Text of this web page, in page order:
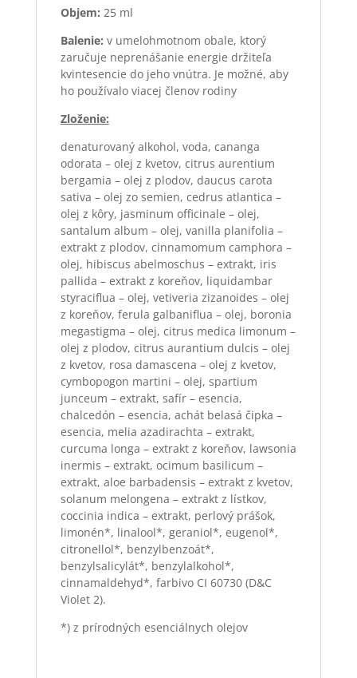
Objem: 25 ml
Balenie: v umelohmotnom obale, ktorý
zaručuje neprenášanie energie držiteľa
kvintesencie do jeho vnútra. Je možné, aby
ho používalo viacej členov rodiny
Zloženie:
denaturovaný alkohol, voda, cananga
odorata – olej z kvetov, citrus aurentium
bergamia – olej z plodov, daucus carota
sativa – olej zo semien, cedrus atlantica –
olej z kôry, jasminum officinale – olej,
santalum album – olej, vanilla planifolia –
extrakt z plodov, cinnamomum camphora –
olej, hibiscus abelmoschus – extrakt, iris
pallida – extrakt z koreňov, liquidambar
styraciflua – olej, vetiveria zizanoides – olej
z koreňov, ferula galbaniflua – olej, boronia
megastigma – olej, citrus medica limonum –
olej z plodov, citrus aurantium dulcis – olej
z kvetov, rosa damascena – olej z kvetov,
cymbopogon martini – olej, spartium
junceum – extrakt, safír – esencia,
chalcedón – esencia, achát belasá čipka –
esencia, melia azadirachta – extrakt,
curcuma longa – extrakt z koreňov, lawsonia
inermis – extrakt, ocimum basilicum –
extrakt, aloe barbadensis – extrakt z kvetov,
solanum melongena – extrakt z lístkov,
coccinia indica – extrakt, perlový prášok,
limonén*, linalool*, geraniol*, eugenol*,
citronellol*, benzylbenzoát*,
benzylsalicylát*, benzylalkohol*,
cinnamaldehyd*, farbivo CI 60730 (D&C
Violet 2).
*) z prírodných esenciálnych olejov